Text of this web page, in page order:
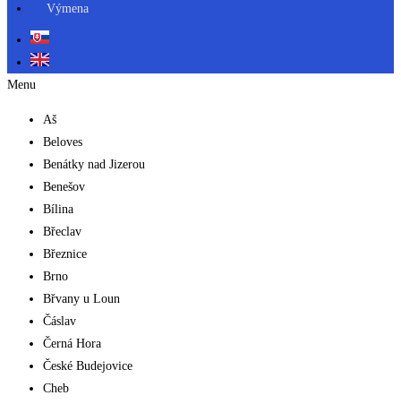
Výmena
Menu
Aš
Beloves
Benátky nad Jizerou
Benešov
Bílina
Břeclav
Březnice
Brno
Břvany u Loun
Čáslav
Černá Hora
České Budejovice
Cheb